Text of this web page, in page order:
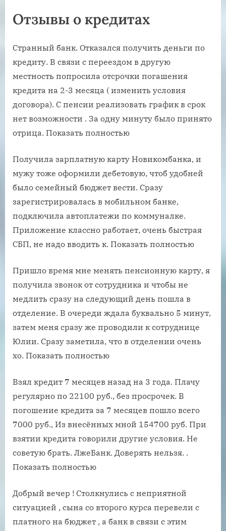
Отзывы о кредитах
Странный банк. Отказался получить деньги по
кредиту. В связи с переездом в другую
местность попросила отсрочки погашения
кредита на 2-3 месяца ( изменить условия
договора). С пенсии реализовать график в срок
нет возможности . За одну минуту было принято
отрица. Показать полностью
Получила зарплатную карту Новикомбанка, и
мужу тоже оформили дебетовую, чтоб удобней
было семейный бюджет вести. Сразу
зарегистрировалась в мобильном банке,
подключила автоплатежи по коммуналке.
Приложение классно работает, очень быстрая
СБП, не надо вводить к. Показать полностью
Пришло время мне менять пенсионную карту, я
получила звонок от сотрудника и чтобы не
медлить сразу на следующий день пошла в
отделение. В очереди ждала буквально 5 минут,
затем меня сразу же проводили к сотруднице
Юлии. Сразу заметила, что в отделении очень
хо. Показать полностью
Взял кредит 7 месяцев назад на 3 года. Плачу
регулярно по 22100 руб., без просрочек. В
погошение кредита за 7 месяцев пошло всего
7000 руб., Из внесённых мной 154700 руб. При
взятии кредита говорили другие условия. Не
советую брать. ЛжеБанк. Доверять нельзя. .
Показать полностью
Добрый вечер ! Столкнулись с неприятной
ситуацией , сына со второго курса перевели с
платного на бюджет , а банк в связи с этим